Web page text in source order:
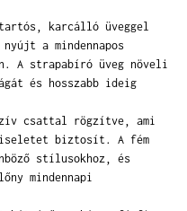
karcálló üveggel
a mindennapos
A strapabíró üveg növeli
és hosszabb ideig
csattal rögzítve, ami
biztosít. A fém
stílusokhoz, és
mindennapi